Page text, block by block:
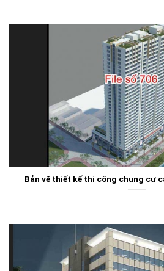
Bản vẽ thiết kế thi công chung cư